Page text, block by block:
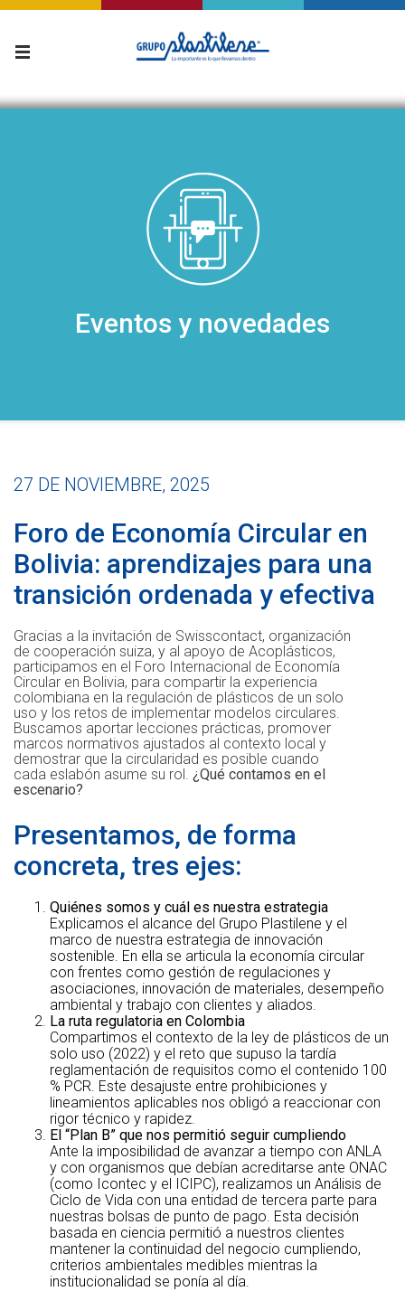
Eventos y novedades
27 DE NOVIEMBRE, 2025
Foro de Economía Circular en
Bolivia: aprendizajes para una
transición ordenada y efectiva
Gracias a la invitación de Swisscontact, organización
de cooperación suiza, y al apoyo de Acoplásticos,
participamos en el Foro Internacional de Economía
Circular en Bolivia, para compartir la experiencia
colombiana en la regulación de plásticos de un solo
uso y los retos de implementar modelos circulares.
Buscamos aportar lecciones prácticas, promover
marcos normativos ajustados al contexto local y
demostrar que la circularidad es posible cuando
cada eslabón asume su rol. ¿Qué contamos en el
escenario?
Presentamos, de forma
concreta, tres ejes:
Quiénes somos y cuál es nuestra estrategia
Explicamos el alcance del Grupo Plastilene y el
marco de nuestra estrategia de innovación
sostenible. En ella se articula la economía circular
con frentes como gestión de regulaciones y
asociaciones, innovación de materiales, desempeño
ambiental y trabajo con clientes y aliados.
La ruta regulatoria en Colombia
Compartimos el contexto de la ley de plásticos de un
solo uso (2022) y el reto que supuso la tardía
reglamentación de requisitos como el contenido 100
% PCR. Este desajuste entre prohibiciones y
lineamientos aplicables nos obligó a reaccionar con
rigor técnico y rapidez.
El “Plan B” que nos permitió seguir cumpliendo
Ante la imposibilidad de avanzar a tiempo con ANLA
y con organismos que debían acreditarse ante ONAC
(como Icontec y el ICIPC), realizamos un Análisis de
Ciclo de Vida con una entidad de tercera parte para
nuestras bolsas de punto de pago. Esta decisión
basada en ciencia permitió a nuestros clientes
mantener la continuidad del negocio cumpliendo,
criterios ambientales medibles mientras la
institucionalidad se ponía al día.